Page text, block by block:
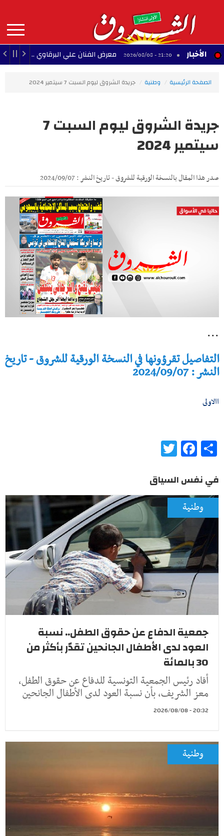
contenu
principal
MAIN
NAVIGATION الأخبار
21:20 - 2026/08/08 معرض الفنان علي البرقاوي .. المنستير بين البحر
الصفحة الرئيسية وطنية جريدة الشروق ليوم السبت 7 سيتمير 2024
جريدة الشروق ليوم السبت 7
سيتمير 2024
صدر هذا المقال بالنسخة الورقية للشروق - تاريخ النشر : 2024/09/07
...
التفاصيل تقرؤونها في النسخة الورقية للشروق - تاريخ
النشر : 2024/09/07
االاولى
Share
Facebook
في نفس السياق
وطنية
جمعية الدفاع عن حقوق الطفل.. نسبة
العود لدى الأطفال الجانحين تقدّر بأكثر من
30 بالمائة
أفاد رئيس الجمعية التونسية للدفاع عن حقوق الطفل،
معز الشريف، بأن نسبة العود لدى الأطفال الجانحين
20:32 - 2026/08/08
وطنية